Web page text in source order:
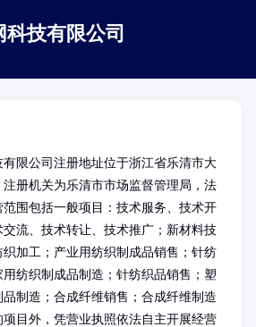
技有限公司
限公司注册地址位于浙江省乐清市大
册机关为乐清市市场监督管理局，法
范围包括一般项目：技术服务、技术开
流、技术转让、技术推广；新材料技
加工；产业用纺织制成品销售；针纺
纺织制成品制造；针纺织品销售；塑
制造；合成纤维销售；合成纤维制造
项目外，凭营业执照依法自主开展经营